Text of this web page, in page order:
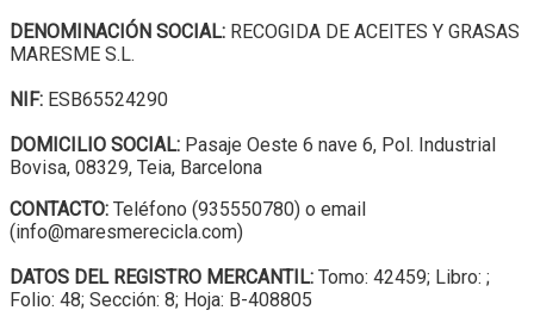
DENOMINACIÓN SOCIAL: RECOGIDA DE ACEITES Y GRASAS
MARESME S.L.
NIF: ESB65524290
DOMICILIO SOCIAL: Pasaje Oeste 6 nave 6, Pol. Industrial
Bovisa, 08329, Teia, Barcelona
CONTACTO: Teléfono (935550780) o email
(info@maresmerecicla.com)
DATOS DEL REGISTRO MERCANTIL: Tomo: 42459; Libro: ;
Folio: 48; Sección: 8; Hoja: B-408805